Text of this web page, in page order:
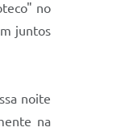
no
juntos
noite
na